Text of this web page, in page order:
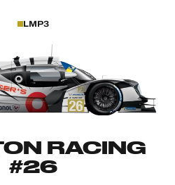
LMP3
RACING
#26